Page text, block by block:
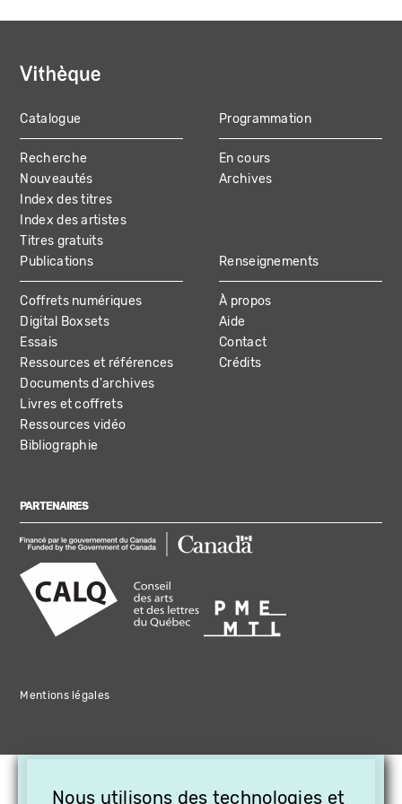
MAIN
NAVIGATION
Catalogue
Recherche
Nouveautés
Index des titres
Index des artistes
Titres gratuits
Programmation
En cours
Archives
Publications
Coffrets numériques
Digital Boxsets
Essais
Ressources et références
Documents d'archives
Livres et coffrets
Ressources vidéo
Bibliographie
Renseignements
À propos
Aide
Contact
Crédits
PARTENAIRES
Mentions légales
Nous utilisons des technologies et